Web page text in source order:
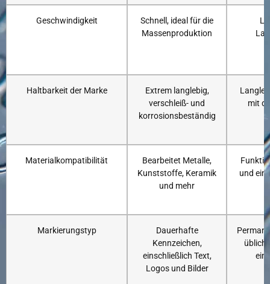
Geschwindigkeit
Schnell, ideal für die
Massenproduktion
Haltbarkeit der Marke
Extrem langlebig,
verschleiß- und
korrosionsbeständig
mit
Materialkompatibilität
Bearbeitet Metalle,
Kunststoffe, Keramik
und mehr
und
Markierungstyp
Dauerhafte
Kennzeichen,
einschließlich Text,
Logos und Bilder